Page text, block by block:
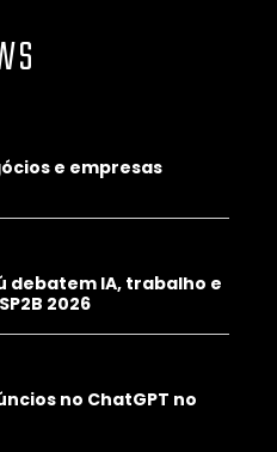
e empresas
debatem IA, trabalho e
2026
no ChatGPT no